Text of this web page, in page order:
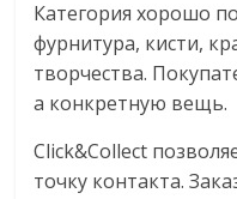
Категория хорошо
фурнитура, кисти,
творчества.
а конкретную вещь.
Click&Collect
точку контакта.